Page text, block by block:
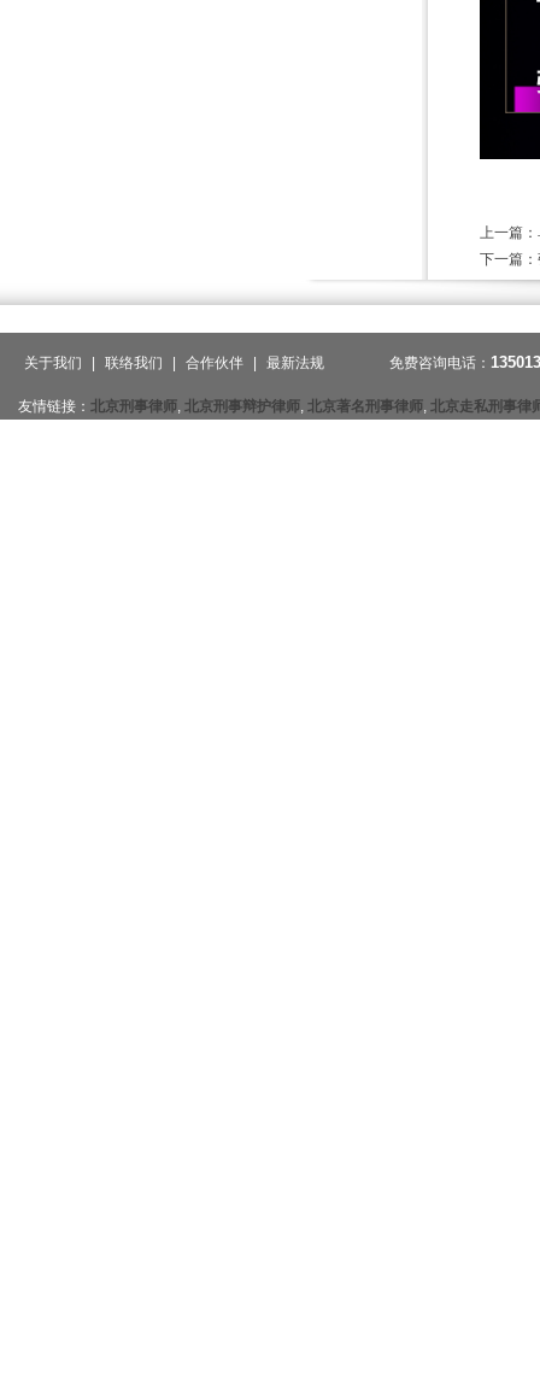
上一篇：
下一篇：
关于我们 联络我们 合作伙伴 最新法规 免费咨询电话：
友情链接： 北京刑事律师, 北京刑事辩护律师, 北京著名刑事律师, 北京走私刑事律